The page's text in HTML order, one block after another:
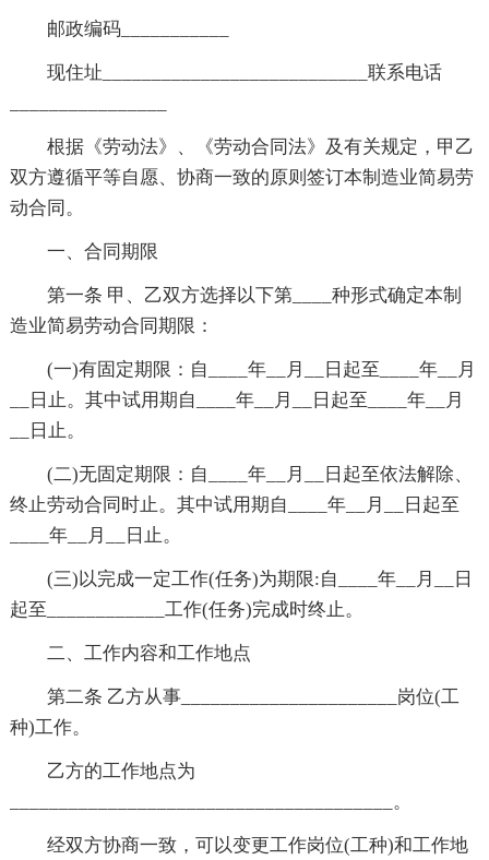
邮政编码___________
现住址___________________________联系电话
根据《劳动法》、《劳动合同法》及有关规定，甲乙
双方遵循平等自愿、协商一致的原则签订本制造业简易劳
动合同。
一、合同期限
第一条 甲、乙双方选择以下第____种形式确定本制
造业简易劳动合同期限：
(一)有固定期限：自____年__月__日起至____年__月
__日止。其中试用期自____年__月__日起至____年__月
__日止。
(二)无固定期限：自____年__月__日起至依法解除、
终止劳动合同时止。其中试用期自____年__月__日起至
____年__月__日止。
(三)以完成一定工作(任务)为期限:自____年__月__日
起至____________工作(任务)完成时终止。
二、工作内容和工作地点
第二条 乙方从事______________________岗位(工
种)工作。
乙方的工作地点为
_______________________________________。
经双方协商一致，可以变更工作岗位(工种)和工作地